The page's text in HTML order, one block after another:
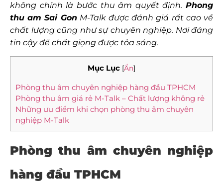
không chính là bước thu âm quyết định. Phong
thu am Sai Gon M-Talkđược đánh giá rất cao về
chất lượng cũng như sự chuyên nghiệp. Nơi đáng
tin cậy để chất giọng được tỏa sáng.
Mục Lục [Ẩn]
Phòng thu âm chuyên nghiệp hàng đầu TPHCM
Phòng thu âm giá rẻ M-Talk – Chất lượng không rẻ
Những ưu điểm khi chọn phòng thu âm chuyên
nghiệp M-Talk
Phòng thu âm chuyên nghiệp
hàng đầu TPHCM